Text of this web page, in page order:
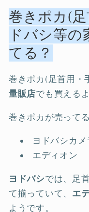
巻きポカ(
ドバシ等の
てる？
巻きポカ(足首用・
量販店でも買える
巻きポカが売って
ヨドバシカメ
エディオン
ヨドバシでは、足
て揃っていて、 エ
ようです。